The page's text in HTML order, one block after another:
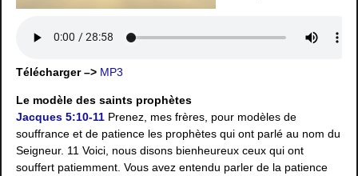
Télécharger –> MP3
Le modèle des saints prophètes
Jacques 5:10-11 Prenez, mes frères, pour modèles de
souffrance et de patience les prophètes qui ont parlé au nom du
Seigneur. 11 Voici, nous disons bienheureux ceux qui ont
souffert patiemment. Vous avez entendu parler de la patience